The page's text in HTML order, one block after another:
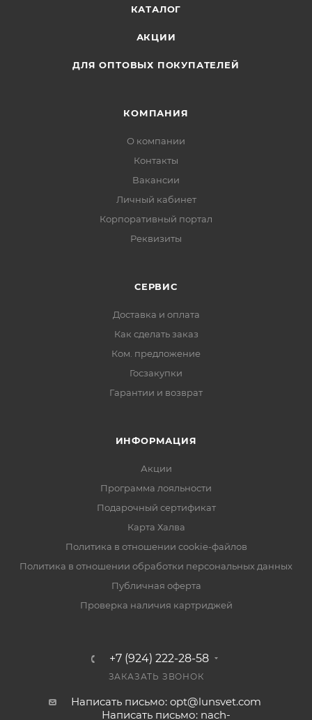
КАТАЛОГ
АКЦИИ
ДЛЯ ОПТОВЫХ ПОКУПАТЕЛЕЙ
КОМПАНИЯ
О компании
Контакты
Вакансии
Личный кабинет
Корпоративный портал
Реквизиты
СЕРВИС
Доставка и оплата
Как сделать заказ
Ком. предложение
Госзакупки
Гарантии и возврат
ИНФОРМАЦИЯ
Акции
Программа лояльности
Подарочный сертификат
Карта Халва
Политика в отношении cookie-файлов
Политика в отношении обработки персональных данных
Публичная оферта
Проверка наличия картриджей
+7 (924) 222-28-58
ЗАКАЗАТЬ ЗВОНОК
Написать письмо: opt@lunsvet.com
Написать письмо: nach-